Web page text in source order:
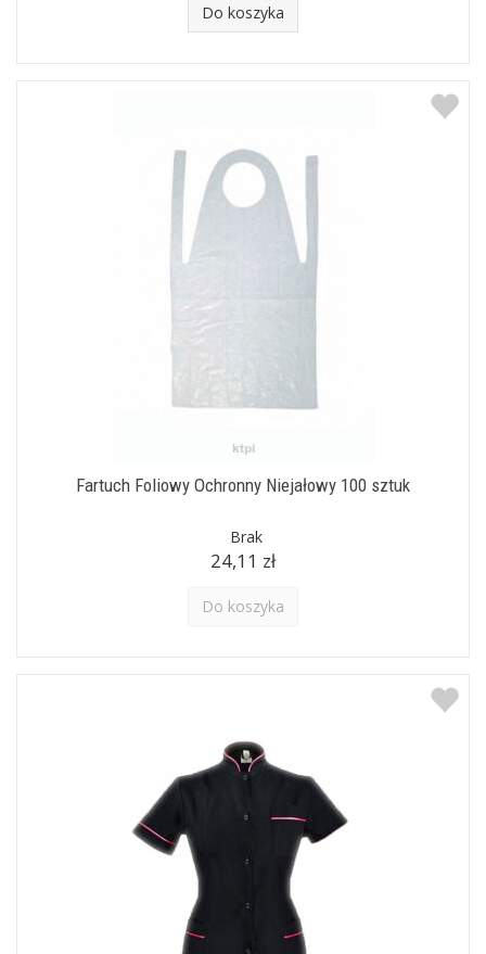
Do koszyka
Fartuch Foliowy Ochronny Niejałowy 100 sztuk
Brak
24,11 zł
Do koszyka